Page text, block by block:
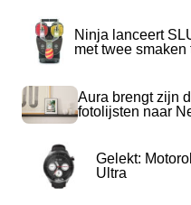
Ninja lanceert
met twee smaken
Aura brengt zijn
fotolijsten naar
Gelekt:
Ultra